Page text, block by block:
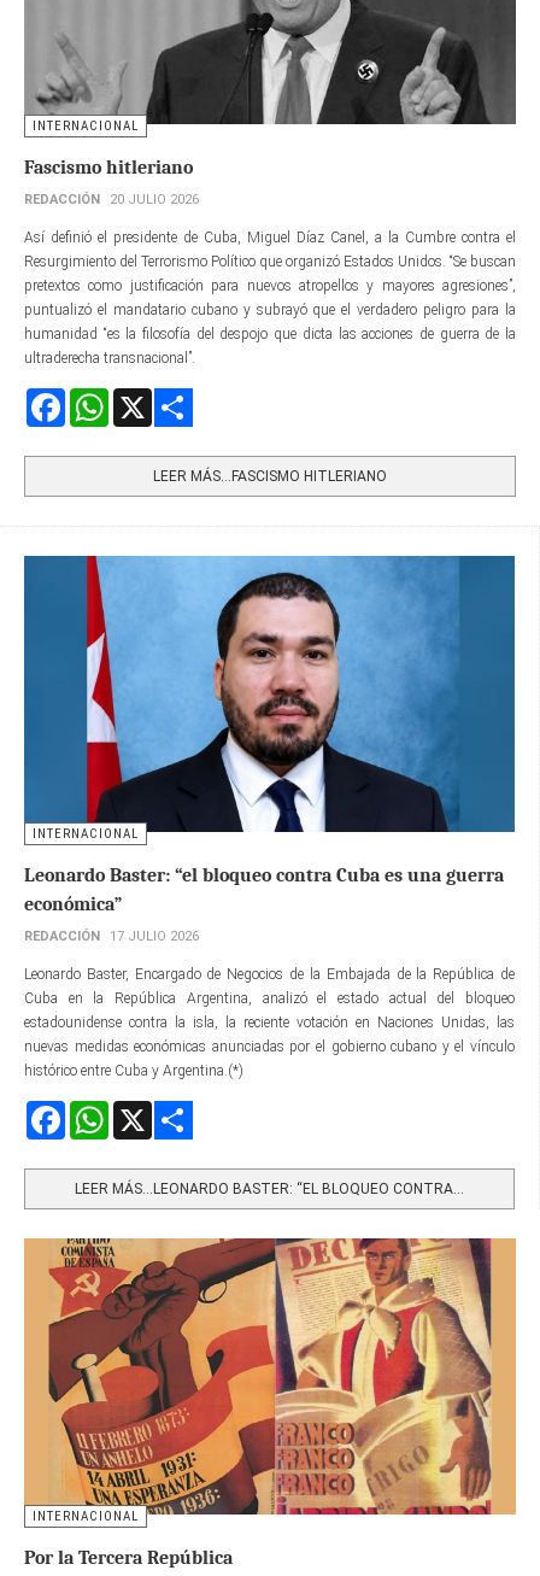
INTERNACIONAL
Fascismo hitleriano
REDACCIÓN 20 JULIO 2026
Así definió el presidente de Cuba, Miguel Díaz Canel, a la Cumbre contra el
Resurgimiento del Terrorismo Político que organizó Estados Unidos. “Se buscan
pretextos como justificación para nuevos atropellos y mayores agresiones”,
puntualizó el mandatario cubano y subrayó que el verdadero peligro para la
humanidad “es la filosofía del despojo que dicta las acciones de guerra de la
ultraderecha transnacional”.
FacebookWhatsApp
LEER MÁS…FASCISMO HITLERIANO
INTERNACIONAL
Leonardo Baster: “el bloqueo contra Cuba es una guerra
económica”
REDACCIÓN 17 JULIO 2026
Leonardo Baster, Encargado de Negocios de la Embajada de la República de
Cuba en la República Argentina, analizó el estado actual del bloqueo
estadounidense contra la isla, la reciente votación en Naciones Unidas, las
nuevas medidas económicas anunciadas por el gobierno cubano y el vínculo
histórico entre Cuba y Argentina.(*)
FacebookWhatsApp
LEER MÁS…LEONARDO BASTER: “EL BLOQUEO CONTRA...
INTERNACIONAL
Por la Tercera República